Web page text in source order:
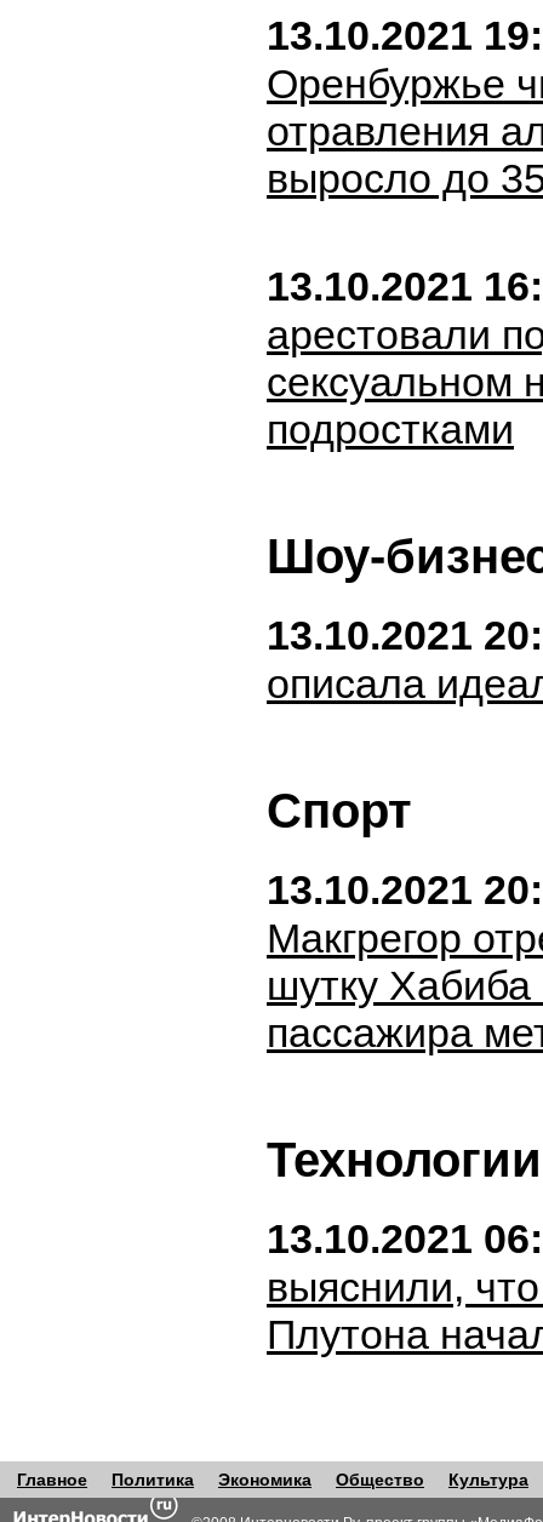
13.10.2021
Оренбуржье
отравления
выросло до
13.10.2021
арестовали
сексуальном
подростками
Шоу-
13.10.2021
описала
Спорт
13.10.2021
Макгрегор
шутку
пассажира
Технологии
13.10.2021
выяснили,
Плутона
Главное Политика Экономика Общество Культура